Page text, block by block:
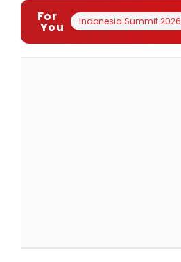
For
You Indonesia Summit 2026